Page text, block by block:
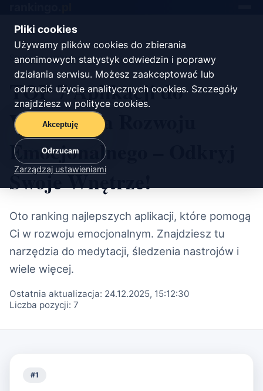
Pliki cookies
Używamy plików cookies do zbierania
anonimowych statystyk odwiedzin i poprawy
działania serwisu. Możesz zaakceptować lub
odrzucić użycie analitycznych cookies. Szczegóły
znajdziesz w polityce cookies.
Akceptuję
Odrzucam
Zarządzaj ustawieniami
Start/psychologia
TOP 7 Aplikacji do
Wspierania Rozwoju
Emocjonalnego – Odkryj
Swoje Wnętrze!
Oto ranking najlepszych aplikacji, które pomogą
Ci w rozwoju emocjonalnym. Znajdziesz tu
narzędzia do medytacji, śledzenia nastrojów i
wiele więcej.
Ostatnia aktualizacja: 24.12.2025, 15:12:30
Liczba pozycji: 7
#1